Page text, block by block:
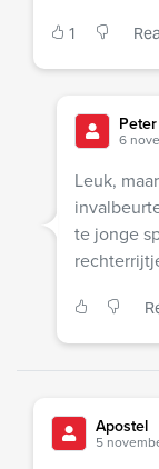
1
Peter
6
Leuk,
te jonge
Apostel
5